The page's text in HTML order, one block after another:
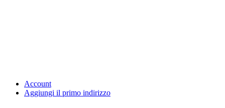
Account
Aggiungi il primo indirizzo